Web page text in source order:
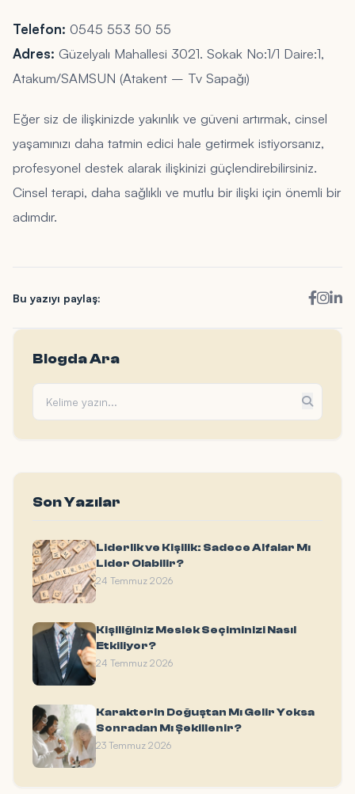
Telefon: 0545 553 50 55
Adres: Güzelyalı Mahallesi 3021. Sokak No:1/1 Daire:1,
Atakum/SAMSUN (Atakent – Tv Sapağı)
Eğer siz de ilişkinizde yakınlık ve güveni artırmak, cinsel
yaşamınızı daha tatmin edici hale getirmek istiyorsanız,
profesyonel destek alarak ilişkinizi güçlendirebilirsiniz.
Cinsel terapi, daha sağlıklı ve mutlu bir ilişki için önemli bir
adımdır.
Bu yazıyı paylaş:
Blogda Ara
Son Yazılar
Liderlik ve Kişilik: Sadece Alfalar Mı
Lider Olabilir?
24 Temmuz 2026
Kişiliğiniz Meslek Seçiminizi Nasıl
Etkiliyor?
24 Temmuz 2026
Karakterin Doğuştan Mı Gelir Yoksa
Sonradan Mı Şekillenir?
23 Temmuz 2026